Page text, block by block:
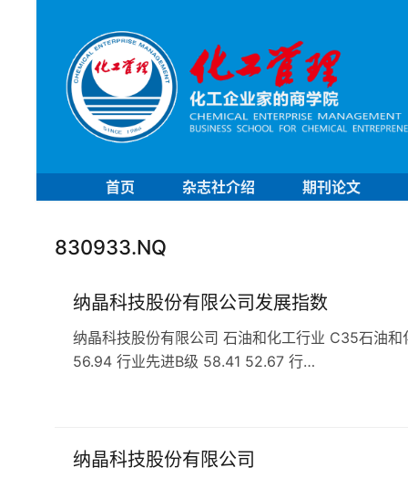
首页 杂志社介绍 期刊论文
830933.NQ
纳晶科技股份有限公司发展指数
纳晶科技股份有限公司 石油和化工行业 C35石油
56.94 行业先进B级 58.41 52.67 行…
纳晶科技股份有限公司